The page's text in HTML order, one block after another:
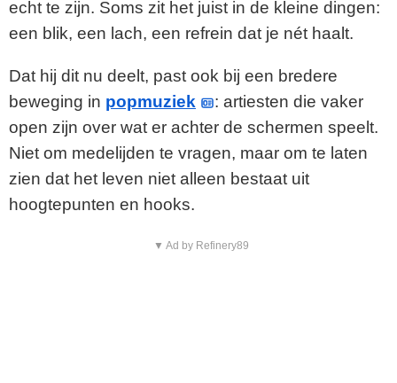
echt te zijn. Soms zit het juist in de kleine dingen:
een blik, een lach, een refrein dat je nét haalt.
Dat hij dit nu deelt, past ook bij een bredere
beweging in popmuziek
: artiesten die vaker
open zijn over wat er achter de schermen speelt.
Niet om medelijden te vragen, maar om te laten
zien dat het leven niet alleen bestaat uit
hoogtepunten en hooks.
▼ Ad by Refinery89